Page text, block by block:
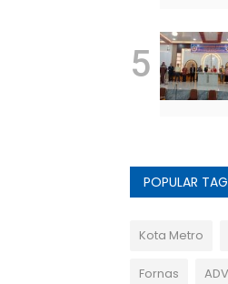
5
POPULAR
Kota Metro
Fornas ADV